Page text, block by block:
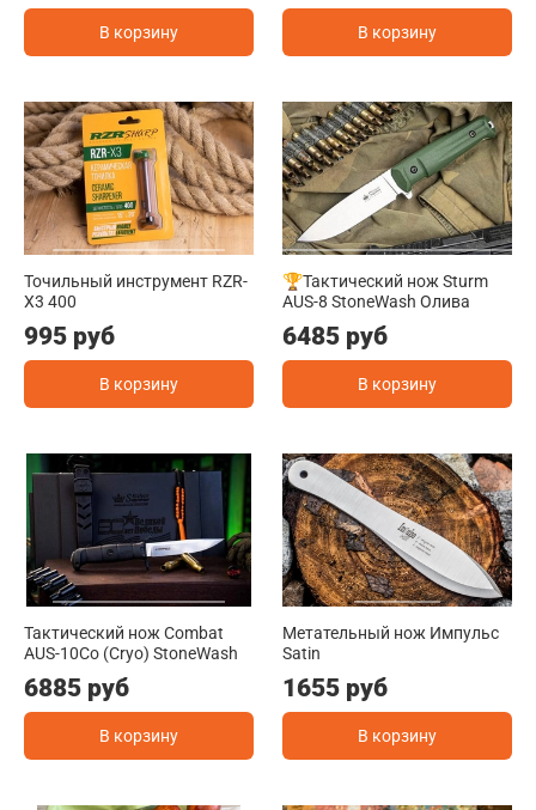
В корзину В корзину
Точильный инструмент RZR-
X3 400
995 руб
В корзину
🏆Тактический нож Sturm
AUS-8 StoneWash Олива
6485 руб
В корзину
Тактический нож Combat
AUS-10Co (Cryo) StoneWash
6885 руб
В корзину
Метательный нож Импульс
Satin
1655 руб
В корзину